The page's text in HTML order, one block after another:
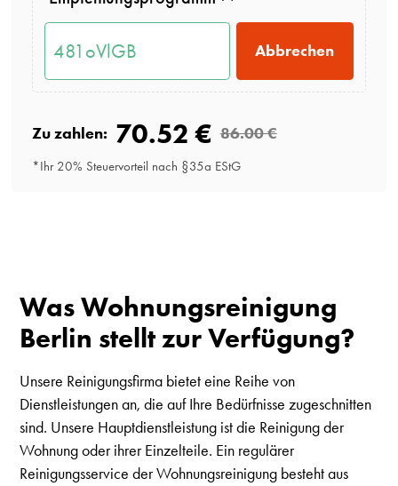
Abbrechen
Zu zahlen: 70.52 € 86.00 €
*Ihr 20% Steuervorteil nach §35a EStG
Was Wohnungsreinigung
Berlin stellt zur Verfügung?
Unsere Reinigungsfirma bietet eine Reihe von
Dienstleistungen an, die auf Ihre Bedürfnisse zugeschnitten
sind. Unsere Hauptdienstleistung ist die Reinigung der
Wohnung oder ihrer Einzelteile. Ein regulärer
Reinigungsservice der Wohnungsreinigung besteht aus